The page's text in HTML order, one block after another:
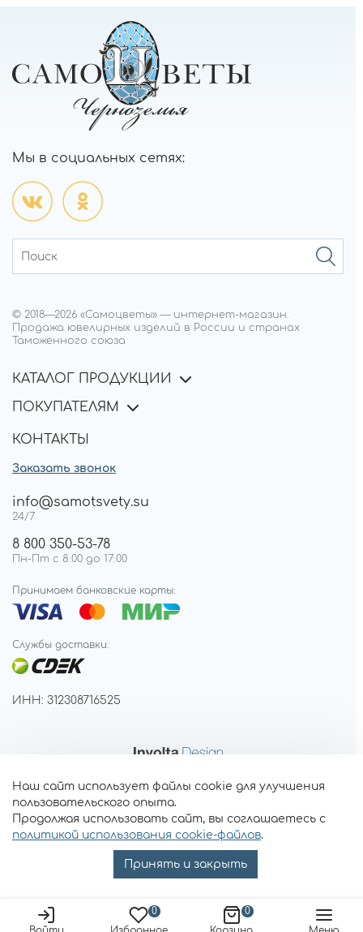
0
0
Мы в социальных сетях:
© 2018—2026 «Самоцветы» — интернет-магазин.
Продажа ювелирных изделий в России и странах
Таможенного союза
КАТАЛОГ ПРОДУКЦИИ
ПОКУПАТЕЛЯМ
КОНТАКТЫ
Заказать звонок
info@samotsvety.su
24/7
8 800 350-53-78
Пн-Пт с 8:00 до 17:00
Принимаем банковские карты:
Службы доставки:
ИНН: 312308716525
Наш сайт использует файлы cookie для улучшения
пользовательского опыта.
Продолжая использовать сайт, вы соглашаетесь с
политикой использования cookie-файлов.
Принять и закрыть